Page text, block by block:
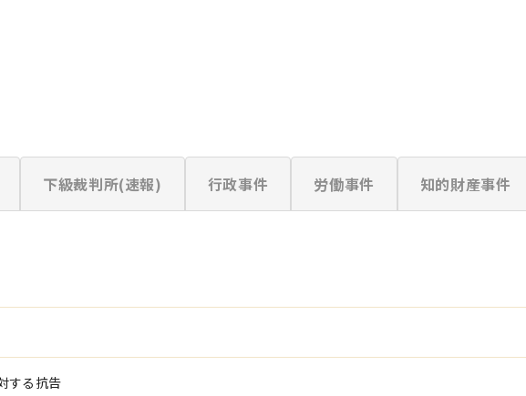
下級裁判所(速報) 行政事件 労働事件 知的財産事件
する抗告